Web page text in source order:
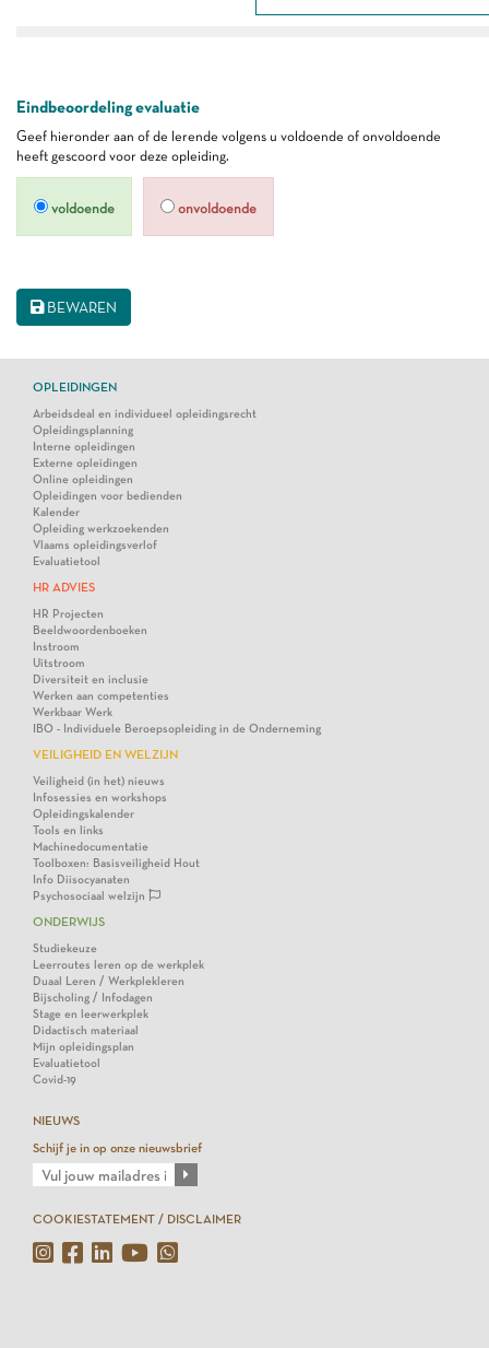
Eindbeoordeling evaluatie
Geef hieronder aan of de lerende volgens u voldoende of onvoldoende
heeft gescoord voor deze opleiding.
voldoende onvoldoende
BEWAREN
OPLEIDINGEN
Arbeidsdeal en individueel opleidingsrecht
Opleidingsplanning
Interne opleidingen
Externe opleidingen
Online opleidingen
Opleidingen voor bedienden
Kalender
Opleiding werkzoekenden
Vlaams opleidingsverlof
Evaluatietool
HR ADVIES
HR Projecten
Beeldwoordenboeken
Instroom
Uitstroom
Diversiteit en inclusie
Werken aan competenties
Werkbaar Werk
IBO - Individuele Beroepsopleiding in de Onderneming
VEILIGHEID EN WELZIJN
Veiligheid (in het) nieuws
Infosessies en workshops
Opleidingskalender
Tools en links
Machinedocumentatie
Toolboxen: Basisveiligheid Hout
Info Diisocyanaten
Psychosociaal welzijn
ONDERWIJS
Studiekeuze
Leerroutes leren op de werkplek
Duaal Leren / Werkplekleren
Bijscholing / Infodagen
Stage en leerwerkplek
Didactisch materiaal
Mijn opleidingsplan
Evaluatietool
Covid-19
NIEUWS
Schijf je in op onze nieuwsbrief
COOKIESTATEMENT / DISCLAIMER